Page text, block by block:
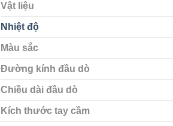
Vật liệu
Nhiệt độ
Màu sắc
Đường kính đầu dò
Chiều dài đầu dò
Kích thước tay cầm